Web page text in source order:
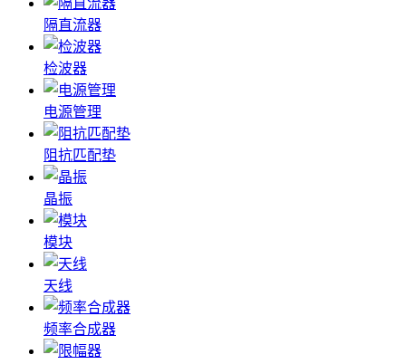
隔直流器
检波器
电源管理
阻抗匹配垫
晶振
模块
天线
频率合成器